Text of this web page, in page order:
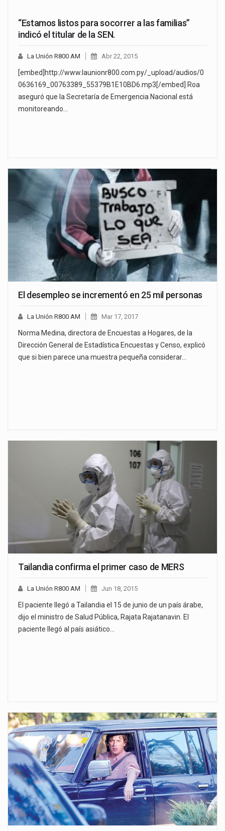
“Estamos listos para socorrer a las familias”
indicó el titular de la SEN.
La Unión R800 AM Abr 22, 2015
[embed]http://www.launionr800.com.py/_upload/audios/0
0636169_00763389_55379B1E10BD6.mp3[/embed] Roa
aseguró que la Secretaría de Emergencia Nacional está
monitoreando…
El desempleo se incrementó en 25 mil personas
La Unión R800 AM Mar 17, 2017
Norma Medina, directora de Encuestas a Hogares, de la
Dirección General de Estadística Encuestas y Censo, explicó
que si bien parece una muestra pequeña considerar…
Tailandia confirma el primer caso de MERS
La Unión R800 AM Jun 18, 2015
El paciente llegó a Tailandia el 15 de junio de un país árabe,
dijo el ministro de Salud Pública, Rajata Rajatanavin. El
paciente llegó al país asiático…